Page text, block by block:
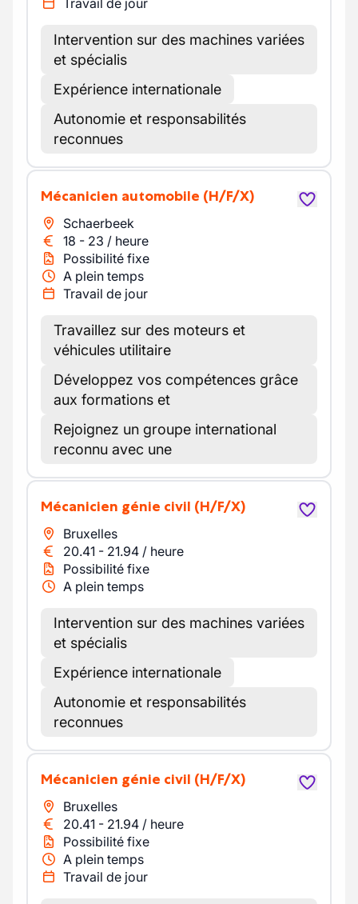
Travail de jour
Intervention sur des machines variées
et spécialis
Expérience internationale
Autonomie et responsabilités
reconnues
Mécanicien automobile (H/F/X)
Schaerbeek
18 - 23 / heure
Possibilité fixe
A plein temps
Travail de jour
Travaillez sur des moteurs et
véhicules utilitaire
Développez vos compétences grâce
aux formations et
Rejoignez un groupe international
reconnu avec une
Mécanicien génie civil (H/F/X)
Bruxelles
20.41 - 21.94 / heure
Possibilité fixe
A plein temps
Intervention sur des machines variées
et spécialis
Expérience internationale
Autonomie et responsabilités
reconnues
Mécanicien génie civil (H/F/X)
Bruxelles
20.41 - 21.94 / heure
Possibilité fixe
A plein temps
Travail de jour